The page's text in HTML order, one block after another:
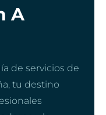
A
de servicios de
tu destino